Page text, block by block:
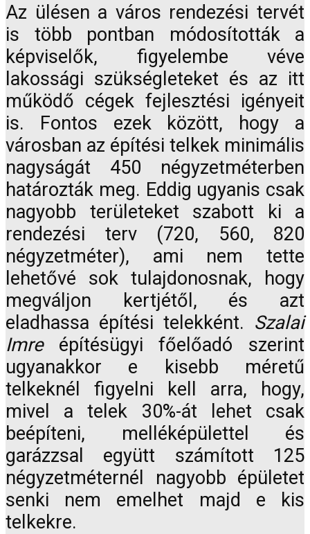
Az ülésen a város rendezési tervét
is több pontban módosították a
képviselők, figyelembe véve
lakossági szükségleteket és az itt
működő cégek fejlesztési igényeit
is. Fontos ezek között, hogy a
városban az építési telkek minimális
nagyságát 450 négyzetméterben
határozták meg. Eddig ugyanis csak
nagyobb területeket szabott ki a
rendezési terv (720, 560, 820
négyzetméter), ami nem tette
lehetővé sok tulajdonosnak, hogy
megváljon kertjétől, és azt
eladhassa építési telekként. Szalai
Imreépítésügyi főelőadó szerint
ugyanakkor e kisebb méretű
telkeknél figyelni kell arra, hogy,
mivel a telek 30%-át lehet csak
beépíteni, melléképülettel és
garázzsal együtt számított 125
négyzetméternél nagyobb épületet
senki nem emelhet majd e kis
telkekre.